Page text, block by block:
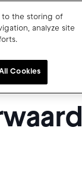
to the storing of
analyze site
Cookies